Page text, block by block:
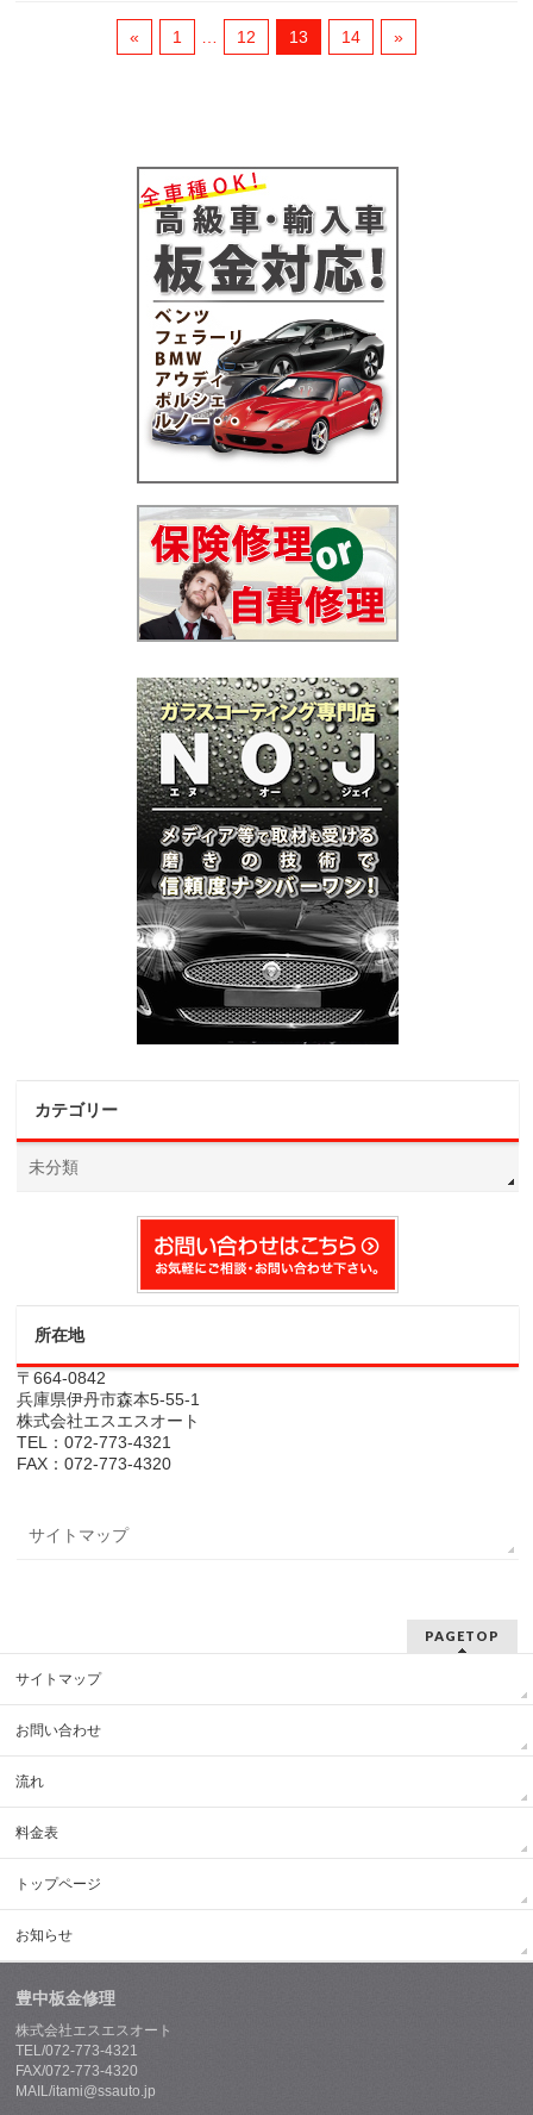
« 1 12 13 14 »
カテゴリー
未分類
所在地
〒664-0842
兵庫県伊丹市森本5-55-1
株式会社エスエスオート
TEL：072-773-4321
FAX：072-773-4320
サイトマップ
PAGETOP
サイトマップ
お問い合わせ
流れ
料金表
トップページ
お知らせ
豊中板金修理
株式会社エスエスオート
TEL/072-773-4321
FAX/072-773-4320
MAIL/itami@ssauto.jp